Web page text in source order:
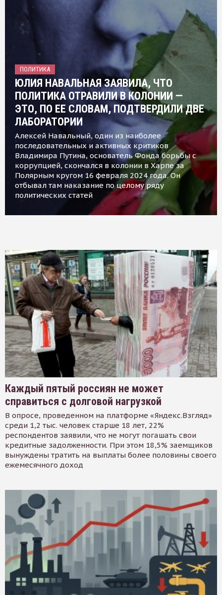
ПОЛИТИКА
ЮЛИЯ НАВАЛЬНАЯ ЗАЯВИЛА, ЧТО
ПОЛИТИКА ОТРАВИЛИ В КОЛОНИИ —
ЭТО, ПО ЕЕ СЛОВАМ, ПОДТВЕРДИЛИ ДВЕ
ЛАБОРАТОРИИ
Алексей Навальный, один из наиболее
последовательных и активных критиков
Владимира Путина, основатель Фонда борьбы с
коррупцией, скончался в колонии в Харпе за
Полярным кругом 16 февраля 2024 года. Он
отбывал там наказание по целому ряду
политических статей
Каждый пятый россиян не может
справиться с долговой нагрузкой
В опросе, проведенном на платформе «Яндекс.Взгляд»
среди 1,2 тыс. человек старше 18 лет, 22%
респондентов заявили, что не могут погашать свои
кредитные задолженности. При этом 18,5% заемщиков
вынуждены тратить на выплаты более половины своего
ежемесячного доход